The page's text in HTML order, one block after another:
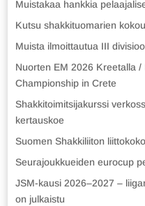
Muistakaa hankkia
Kutsu shakkituomarien
Muista ilmoittautua III
Nuorten EM 2026 Kreetalla
Championship in Crete
Shakkitoimitsijakurssi
kertauskoe
Suomen Shakkiliiton
Seurajoukkueiden eurocup
JSM-kausi 2026–2027 –
on julkaistu